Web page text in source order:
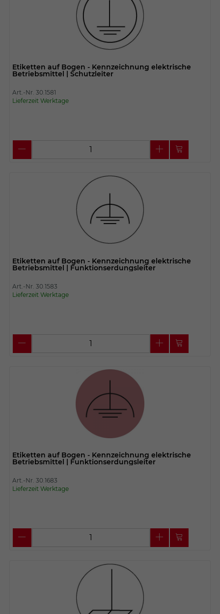
Etiketten auf Bogen - Kennzeichnung elektrische
Betriebsmittel | Schutzleiter
Art.-Nr. 30.1581
Lieferzeit Werktage
Etiketten auf Bogen - Kennzeichnung elektrische
Betriebsmittel | Funktionserdungsleiter
Art.-Nr. 30.1583
Lieferzeit Werktage
Etiketten auf Bogen - Kennzeichnung elektrische
Betriebsmittel | Funktionserdungsleiter
Art.-Nr. 30.1683
Lieferzeit Werktage